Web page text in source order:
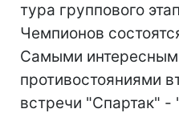
тура группового
Чемпионов
Самыми
противостояниями
встречи "Спартак" -